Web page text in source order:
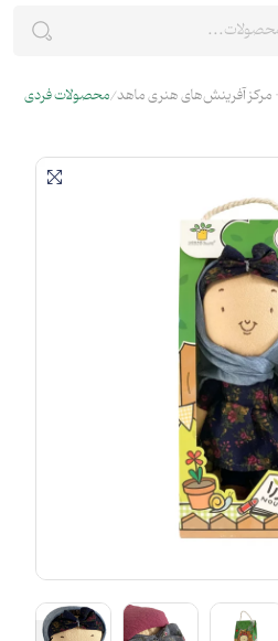
مرکز آفرینش‌های هنری ماهد محصولات فردی